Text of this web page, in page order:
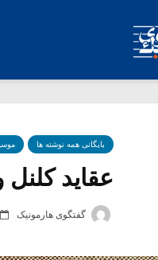
بایگانی همه نوشته ها
عقاید
گفتگوی هارمونیک